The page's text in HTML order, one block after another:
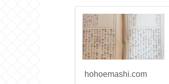
hohoemashi.com